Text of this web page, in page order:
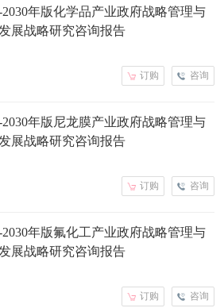
2030年版化学品产业政府战略管理与
展战略研究咨询报告
咨询
订购
2030年版尼龙膜产业政府战略管理与
展战略研究咨询报告
咨询
订购
2030年版氟化工产业政府战略管理与
展战略研究咨询报告
咨询
订购